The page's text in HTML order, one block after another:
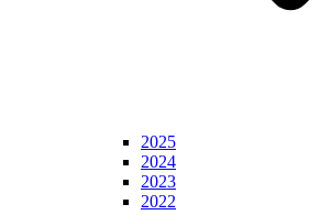
2025
2024
2023
2022